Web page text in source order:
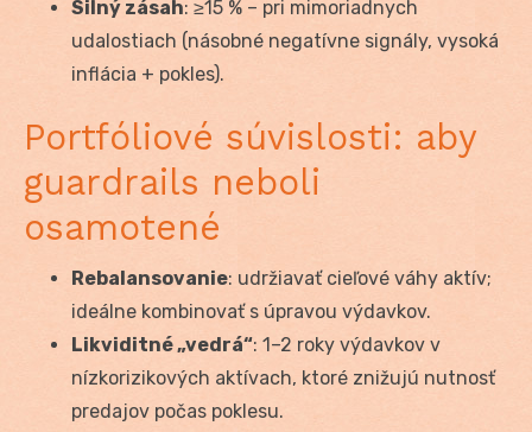
Silný zásah: ≥15 % – pri mimoriadnych
udalostiach (násobné negatívne signály, vysoká
inflácia + pokles).
Portfóliové súvislosti: aby
guardrails neboli
osamotené
Rebalansovanie: udržiavať cieľové váhy aktív;
ideálne kombinovať s úpravou výdavkov.
Likviditné „vedrá“: 1–2 roky výdavkov v
nízkorizikových aktívach, ktoré znižujú nutnosť
predajov počas poklesu.